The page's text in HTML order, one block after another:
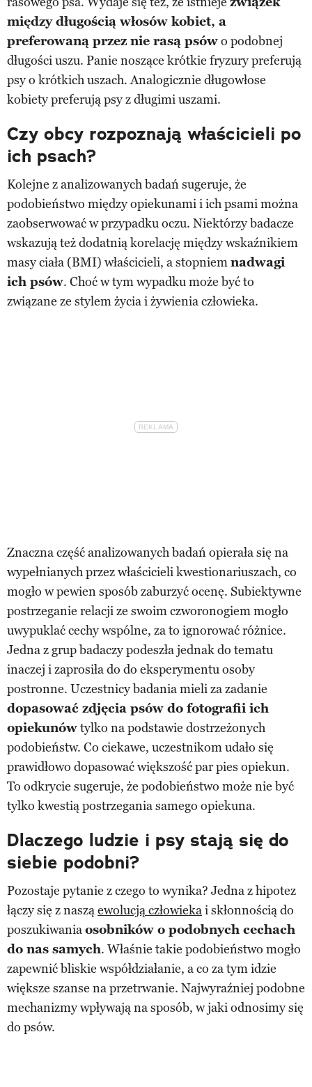
między długością włosów kobiet, a
preferowaną przez nie rasą psówo podobnej
długości uszu. Panie noszące krótkie fryzury preferują
psy o krótkich uszach. Analogicznie długowłose
kobiety preferują psy z długimi uszami.
Czy obcy rozpoznają właścicieli po
ich psach?
Kolejne z analizowanych badań sugeruje, że
podobieństwo między opiekunami i ich psami można
zaobserwować w przypadku oczu. Niektórzy badacze
wskazują też dodatnią korelację między wskaźnikiem
masy ciała (BMI) właścicieli, a stopniemnadwagi
ich psów. Choć w tym wypadku może być to
związane ze stylem życia i żywienia człowieka.
Znaczna część analizowanych badań opierała się na
wypełnianych przez właścicieli kwestionariuszach, co
mogło w pewien sposób zaburzyć ocenę. Subiektywne
postrzeganie relacji ze swoim czworonogiem mogło
uwypuklać cechy wspólne, za to ignorować różnice.
Jedna z grup badaczy podeszła jednak do tematu
inaczej i zaprosiła do do eksperymentu osoby
postronne. Uczestnicy badania mieli za zadanie
dopasować zdjęcia psów do fotografii ich
opiekunówtylko na podstawie dostrzeżonych
podobieństw. Co ciekawe, uczestnikom udało się
prawidłowo dopasować większość par pies opiekun.
To odkrycie sugeruje, że podobieństwo może nie być
tylko kwestią postrzegania samego opiekuna.
Dlaczego ludzie i psy stają się do
siebie podobni?
Pozostaje pytanie z czego to wynika? Jedna z hipotez
łączy się z nasząewolucją człowiekai skłonnością do
poszukiwaniaosobników o podobnych cechach
do nas samych. Właśnie takie podobieństwo mogło
zapewnić bliskie współdziałanie, a co za tym idzie
większe szanse na przetrwanie. Najwyraźniej podobne
mechanizmy wpływają na sposób, w jaki odnosimy się
do psów.